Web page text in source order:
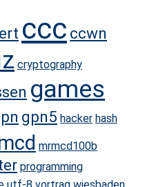
ccc ccwn
cryptography
games
gpn5 hacker hash
mrmcd100b
programming